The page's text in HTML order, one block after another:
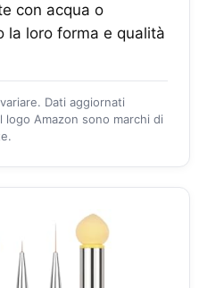
con acqua o
la loro forma e qualità
Dati aggiornati
logo Amazon sono marchi di